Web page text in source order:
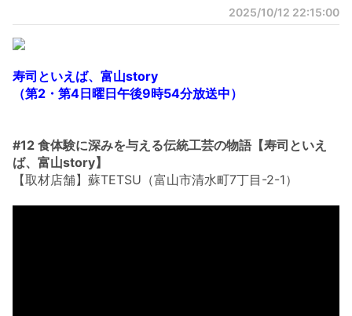
公式SNSアカウント
YouTubeチャンネル
2025/10/12 22:15:00
寿司といえば、富山story
（第2・第4日曜日午後9時54分放送中）
#12 食体験に深みを与える伝統工芸の物語【寿司といえ
ば、富山story】
【取材店舗】蘇TETSU（富山市清水町7丁目-2-1）